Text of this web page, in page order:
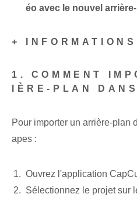
éo avec le nouvel
+
1. COMMENT
IÈRE-PLAN
Pour importer un arrière-plan
apes :
Ouvrez l'application
Sélectionnez le projet sur